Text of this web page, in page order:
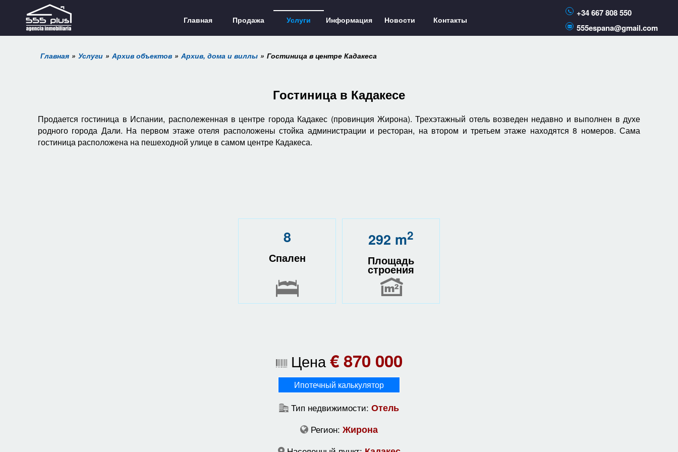
Главная Продажа Услуги Информация Новости Контакты
+34 667 808 550
555espana@gmail.com
Главная Услуги Архив объектов Архив, дома и виллы Гостиница в центре Кадакеса
Гостиница в Кадакесе
Продается гостиница в Испании, располеженная в центре города Кадакес (провинция Жирона). Трехэтажный отель возведен недавно и выполнен в духе
родного города Дали. На первом этаже отеля расположены стойка администрации и ресторан, на втором и третьем этаже находятся 8 номеров. Сама
гостиница расположена на пешеходной улице в самом центре Кадакеса.
8
Спален
292 m2
Площадь
строения
Цена€ 870 000
Ипотечный калькулятор
Тип недвижимости: Отель
Регион: Жирона